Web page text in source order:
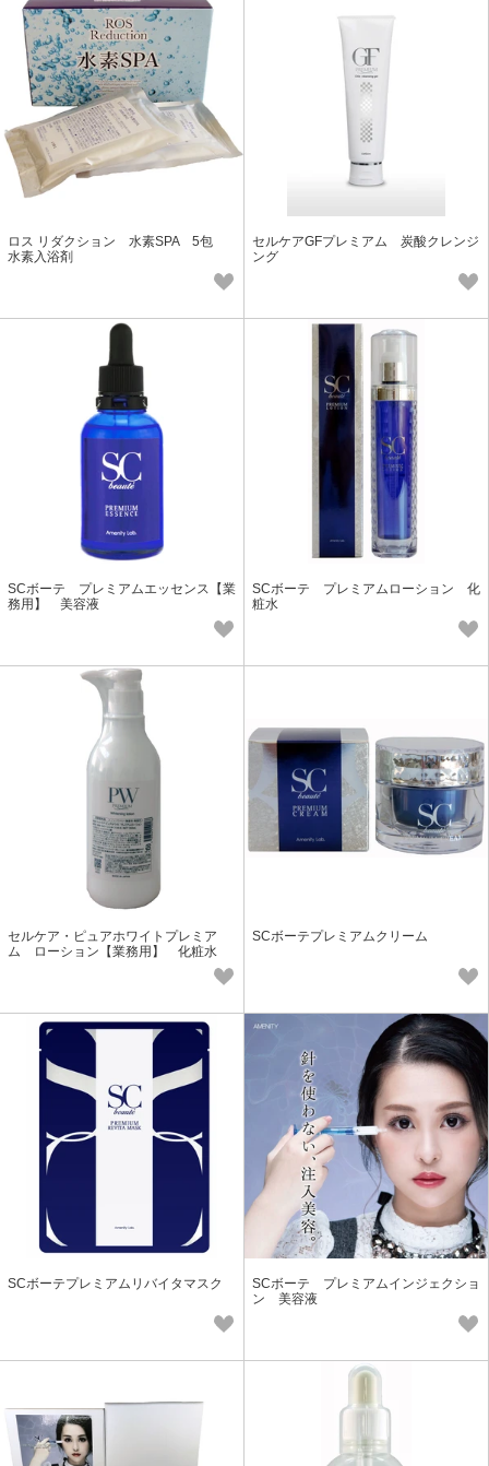
ロス リダクション 水素SPA 5包
水素入浴剤
セルケアGFプレミアム 炭酸クレンジ
ング
SCボーテ プレミアムエッセンス【業
務用】 美容液
SCボーテ プレミアムローション 化
粧水
セルケア・ピュアホワイトプレミア
ム ローション【業務用】 化粧水
SCボーテプレミアムクリーム
SCボーテプレミアムリバイタマスク
SCボーテ プレミアムインジェクショ
ン 美容液